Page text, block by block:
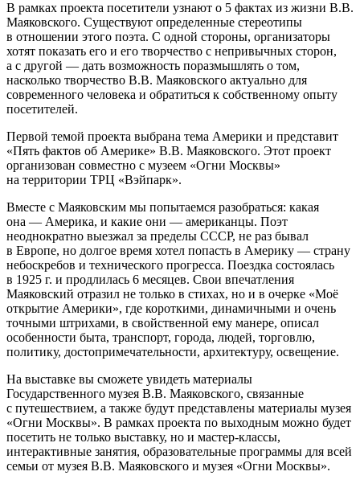
В рамках проекта посетители узнают о 5 фактах из жизни В.В.
Маяковского. Существуют определенные стереотипы
в отношении этого поэта. С одной стороны, организаторы
хотят показать его и его творчество с непривычных сторон,
а с другой — дать возможность поразмышлять о том,
насколько творчество В.В. Маяковского актуально для
современного человека и обратиться к собственному опыту
посетителей.
Первой темой проекта выбрана тема Америки и представит
«Пять фактов об Америке» В.В. Маяковского. Этот проект
организован совместно с музеем «Огни Москвы»
на территории ТРЦ «Вэйпарк».
Вместе с Маяковским мы попытаемся разобраться: какая
она — Америка, и какие они — американцы. Поэт
неоднократно выезжал за пределы СССР, не раз бывал
в Европе, но долгое время хотел попасть в Америку — страну
небоскребов и технического прогресса. Поездка состоялась
в 1925 г. и продлилась 6 месяцев. Свои впечатления
Маяковский отразил не только в стихах, но и в очерке «Моё
открытие Америки», где короткими, динамичными и очень
точными штрихами, в свойственной ему манере, описал
особенности быта, транспорт, города, людей, торговлю,
политику, достопримечательности, архитектуру, освещение.
На выставке вы сможете увидеть материалы
Государственного музея В.В. Маяковского, связанные
с путешествием, а также будут представлены материалы музея
«Огни Москвы». В рамках проекта по выходным можно будет
посетить не только выставку, но и мастер-классы,
интерактивные занятия, образовательные программы для всей
семьи от музея В.В. Маяковского и музея «Огни Москвы».